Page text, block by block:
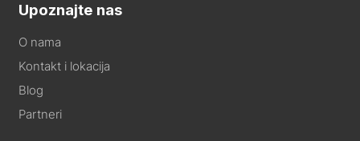
Upoznajte nas
O nama
Kontakt i lokacija
Blog
Partneri